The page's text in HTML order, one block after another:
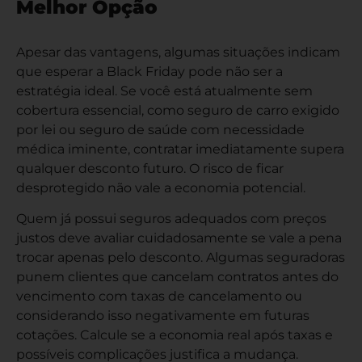
Melhor Opção
Apesar das vantagens, algumas situações indicam
que esperar a Black Friday pode não ser a
estratégia ideal. Se você está atualmente sem
cobertura essencial, como seguro de carro exigido
por lei ou seguro de saúde com necessidade
médica iminente, contratar imediatamente supera
qualquer desconto futuro. O risco de ficar
desprotegido não vale a economia potencial.
Quem já possui seguros adequados com preços
justos deve avaliar cuidadosamente se vale a pena
trocar apenas pelo desconto. Algumas seguradoras
punem clientes que cancelam contratos antes do
vencimento com taxas de cancelamento ou
considerando isso negativamente em futuras
cotações. Calcule se a economia real após taxas e
possíveis complicações justifica a mudança.